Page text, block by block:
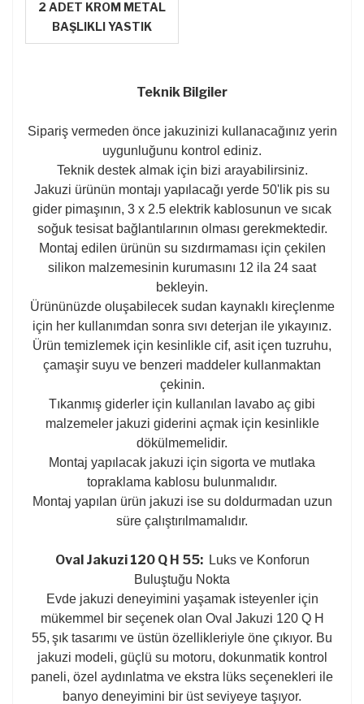
2 ADET KROM METAL
BAŞLIKLI YASTIK
Teknik Bilgiler
Sipariş vermeden önce jakuzinizi kullanacağınız yerin
uygunluğunu kontrol ediniz.
Teknik destek almak için bizi arayabilirsiniz.
Jakuzi ürünün montajı yapılacağı yerde 50'lik pis su
gider pimaşının, 3 x 2.5 elektrik kablosunun ve sıcak
soğuk tesisat bağlantılarının olması gerekmektedir.
Montaj edilen ürünün su sızdırmaması için çekilen
silikon malzemesinin kurumasını 12 ila 24 saat
bekleyin.
Ürününüzde oluşabilecek sudan kaynaklı kireçlenme
için her kullanımdan sonra sıvı deterjan ile yıkayınız.
Ürün temizlemek için kesinlikle cif, asit içen tuzruhu,
çamaşir suyu ve benzeri maddeler kullanmaktan
çekinin.
Tıkanmış giderler için kullanılan lavabo aç gibi
malzemeler jakuzi giderini açmak için kesinlikle
dökülmemelidir.
Montaj yapılacak jakuzi için sigorta ve mutlaka
topraklama kablosu bulunmalıdır.
Montaj yapılan ürün jakuzi ise su doldurmadan uzun
süre çalıştırılmamalıdır.
Oval Jakuzi 120 Q H 55: Luks ve Konforun
Buluştuğu Nokta
Evde jakuzi deneyimini yaşamak isteyenler için
mükemmel bir seçenek olan Oval Jakuzi 120 Q H
55, şık tasarımı ve üstün özellikleriyle öne çıkıyor. Bu
jakuzi modeli, güçlü su motoru, dokunmatik kontrol
paneli, özel aydınlatma ve ekstra lüks seçenekleri ile
banyo deneyimini bir üst seviyeye taşıyor.